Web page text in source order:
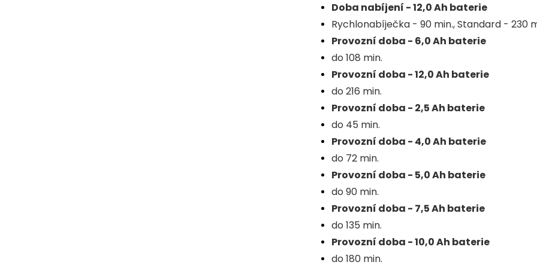
Doba nabíjení - 12,0 Ah baterie
Rychlonabíječka - 90 min., Standard - 230
Provozní doba - 6,0 Ah baterie
do 108 min.
Provozní doba - 12,0 Ah baterie
do 216 min.
Provozní doba - 2,5 Ah baterie
do 45 min.
Provozní doba - 4,0 Ah baterie
do 72 min.
Provozní doba - 5,0 Ah baterie
do 90 min.
Provozní doba - 7,5 Ah baterie
do 135 min.
Provozní doba - 10,0 Ah baterie
do 180 min.